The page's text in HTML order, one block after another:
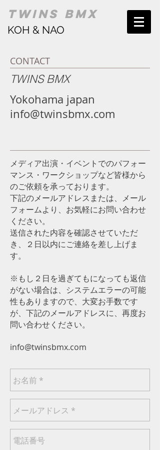
TWINS BMX
KOH & NAO
CONTACT
TWINS BMX
Yokohama japan
info@twinsbmx.com
メディア出演・イベントでのパフォー
マンス・ワークショップなど皆様から
のご依頼を承っております。
下記のメールアドレスまたは、メール
フォームより、お気軽にお問い合わせ
ください。
送信された内容を確認させていただ
き、２日以内にご連絡を差し上げま
す。
※もし２日を過ぎてもになっても返信
がない場合は、システムエラーの可能
性もありますので、大変お手数です
が、下記のメールアドレスに、再度お
問い合わせください。
info@twinsbmx.com